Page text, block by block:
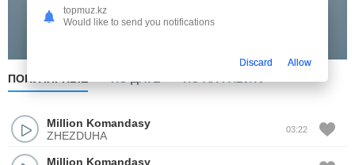
Слушать
ПОПУЛЯРНЫЕ
Million Komandasy
ZHEZDUHA
03:22
Million Komandasy
topmuz.kz
Would like to send you notifications
Discard Allow